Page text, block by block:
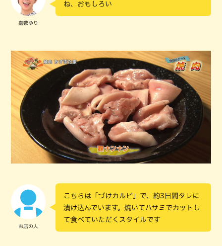
嘉数ゆり
ね、おもしろい
お店の人
こちらは「づけカルビ」で、約3日間タレに
漬け込んでいます。焼いてハサミでカットし
て食べていただくスタイルです